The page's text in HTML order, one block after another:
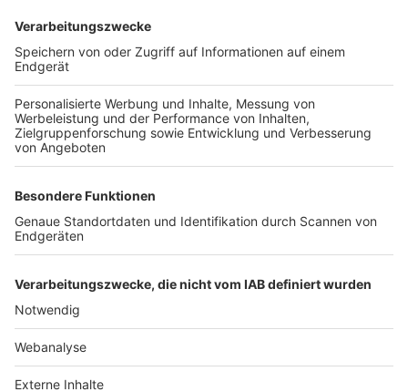
TOP-VEREINE
TOP-PARTNER
Nutzungsbedingungen Datenschutz Impressum